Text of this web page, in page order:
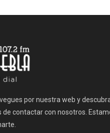
por nuestra web y
de contactar con nosotros.